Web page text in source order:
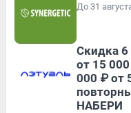
До 31
Скидка 6
от 15
000 ₽ от
НАБЕРИ